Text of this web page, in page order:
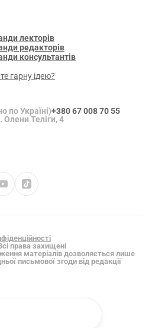
лекторів
редакторів
консультантів
гарну ідею?
по Україні)+380 67 008 70 55
Теліги, 4
права захищені
матеріалів дозволяється лише
письмової згоди від редакції